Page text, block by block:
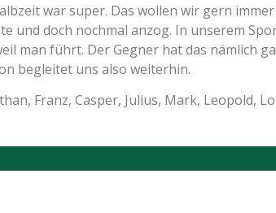
war super. Das wollen wir gern
und doch nochmal anzog. In unserem
man führt. Der Gegner hat das nämlich
begleitet uns also weiterhin.
Franz, Casper, Julius, Mark, Leopold,